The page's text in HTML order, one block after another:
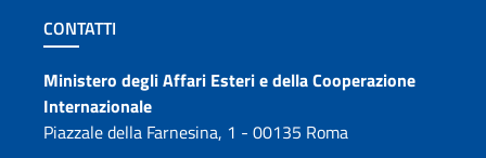
Sezione footer
CONTATTI
Contatti
Ministero degli Affari Esteri e della Cooperazione
Internazionale
Piazzale della Farnesina, 1 - 00135 Roma